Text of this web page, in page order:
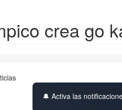
crea go
🔔 Activa las